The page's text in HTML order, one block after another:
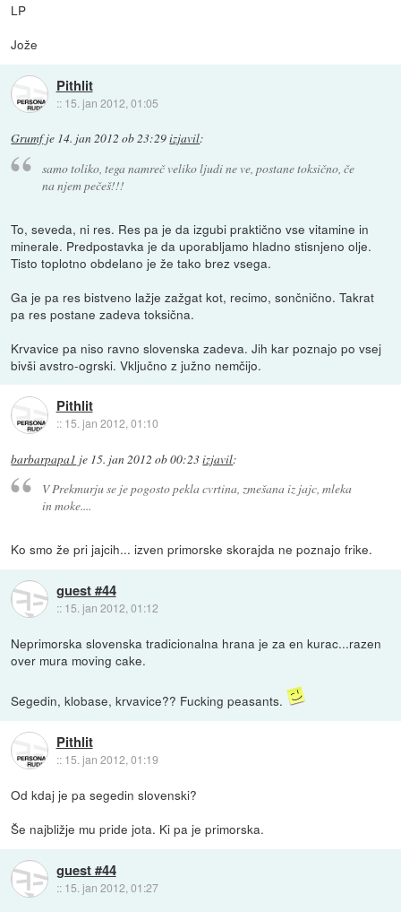
LP
Jože
Pithlit
:: 15. jan 2012, 01:05
Grumfje 14. jan 2012 ob 23:29izjavil:
samo toliko, tega namreč veliko ljudi ne ve, postane toksično, če
na njem pečeš!!!
To, seveda, ni res. Res pa je da izgubi praktično vse vitamine in
minerale. Predpostavka je da uporabljamo hladno stisnjeno olje.
Tisto toplotno obdelano je že tako brez vsega.
Ga je pa res bistveno lažje zažgat kot, recimo, sončnično. Takrat
pa res postane zadeva toksična.
Krvavice pa niso ravno slovenska zadeva. Jih kar poznajo po vsej
bivši avstro-ogrski. Vključno z južno nemčijo.
Pithlit
:: 15. jan 2012, 01:10
barbarpapa1 je 15. jan 2012 ob 00:23izjavil:
V Prekmurju se je pogosto pekla cvrtina, zmešana iz jajc, mleka
in moke....
Ko smo že pri jajcih... izven primorske skorajda ne poznajo frike.
guest #44
:: 15. jan 2012, 01:12
Neprimorska slovenska tradicionalna hrana je za en kurac...razen
over mura moving cake.
Segedin, klobase, krvavice?? Fucking peasants.
Pithlit
:: 15. jan 2012, 01:19
Od kdaj je pa segedin slovenski?
Še najbližje mu pride jota. Ki pa je primorska.
guest #44
:: 15. jan 2012, 01:27